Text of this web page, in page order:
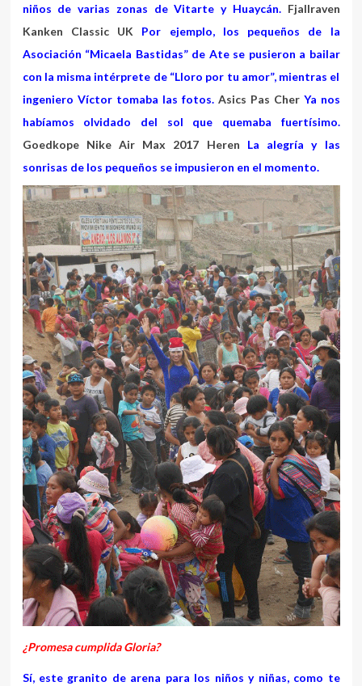
niños de varias zonas de Vitarte y Huaycán. Fjallraven
Kanken Classic UK Por ejemplo, los pequeños de la
Asociación “Micaela Bastidas” de Ate se pusieron a bailar
con la misma intérprete de “Lloro por tu amor”, mientras el
ingeniero Víctor tomaba las fotos. Asics Pas CherYa nos
habíamos olvidado del sol que quemaba fuertísimo.
Goedkope Nike Air Max 2017 Heren La alegría y las
sonrisas de los pequeños se impusieron en el momento.
¿Promesa cumplida Gloria?
Sí, este granito de arena para los niños y niñas, como te